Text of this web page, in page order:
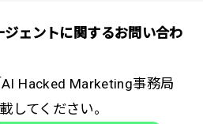
ェントに関するお問い合わ
Hacked Marketing事務局
してください。